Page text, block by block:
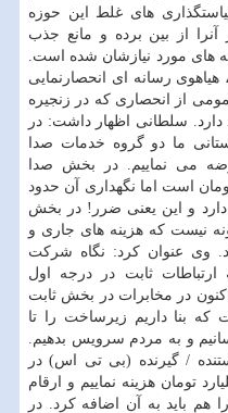
های غلط این حوزه
از بین برده و مانع جذب
های مورد نیازشان شده است.
رسانه ای انحصارنمایی
از انحصاری که در زنجیره
دارد. سلطانی اظهار داشت: در
ما دو گروه خدمات صدا
می نماییم. در بخش صدا
درآمد هر خط تلفن ۶، ۰۰۰ تومان است اما نگهداری آن حدود
دارد و این یعنی ضرر! در بخش
نیست که هزینه های جاری و
وی عنوان کرد: نگاه شرکت
ارتباطات ثابت در درجه اول
در مخابرات در بخش ثابت
بنا داریم زیرساخت را تا
۲۰ خانوار برسانیم و به مردم سرویس بدهیم.
/ گیرنده (بی تی اس) در
تومان هزینه نماییم و ارقام
هم باید به آن اضافه کرد. در